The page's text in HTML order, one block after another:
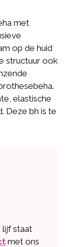
met
op de huid
structuur ook
elastische
Deze bh is te
staat
met ons